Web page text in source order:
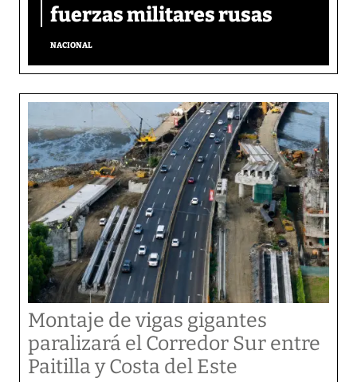
fuerzas militares rusas
NACIONAL
Montaje de vigas gigantes
paralizará el Corredor Sur entre
Paitilla y Costa del Este